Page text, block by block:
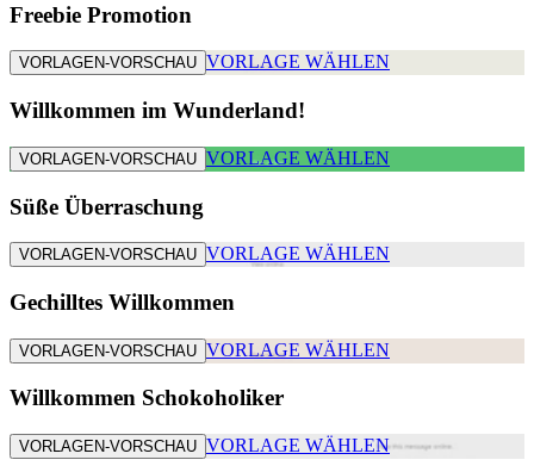
Freebie Promotion
VORLAGEN-VORSCHAU VORLAGE WÄHLEN
Willkommen im Wunderland!
VORLAGEN-VORSCHAU VORLAGE WÄHLEN
Süße Überraschung
VORLAGEN-VORSCHAU VORLAGE WÄHLEN
Gechilltes Willkommen
VORLAGEN-VORSCHAU VORLAGE WÄHLEN
Willkommen Schokoholiker
VORLAGEN-VORSCHAU VORLAGE WÄHLEN